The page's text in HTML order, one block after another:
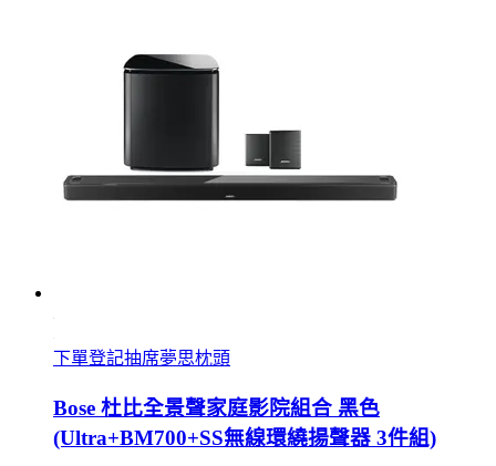
下單登記抽席夢思枕頭
Bose 杜比全景聲家庭影院組合 黑色
(Ultra+BM700+SS無線環繞揚聲器 3件組)